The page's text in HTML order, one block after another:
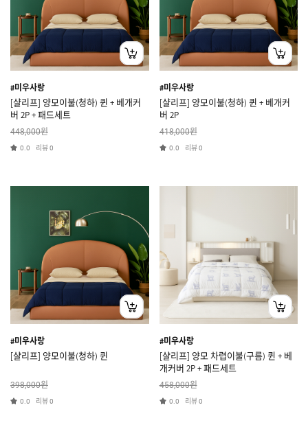
#미우사랑
[샬리프] 양모이불(청하) 퀸 + 베개커
버 2P + 패드세트
448,000원
0.0 리뷰0
#미우사랑
[샬리프] 양모이불(청하) 퀸 + 베개커
버 2P
418,000원
0.0 리뷰0
#미우사랑
[샬리프] 양모이불(청하) 퀸
398,000원
0.0 리뷰0
#미우사랑
[샬리프] 양모 차렵이불(구름) 퀸 + 베
개커버 2P + 패드세트
458,000원
0.0 리뷰0